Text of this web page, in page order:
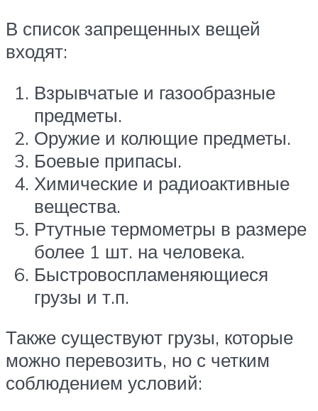
В список запрещенных вещей
входят:
Взрывчатые и газообразные
предметы.
Оружие и колющие предметы.
Боевые припасы.
Химические и радиоактивные
вещества.
Ртутные термометры в размере
более 1 шт. на человека.
Быстровоспламеняющиеся
грузы и т.п.
Также существуют грузы, которые
можно перевозить, но с четким
соблюдением условий: